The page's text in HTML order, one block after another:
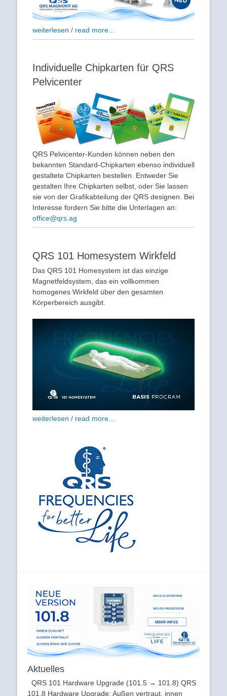
weiterlesen / read more...
Individuelle Chipkarten für QRS
Pelvicenter
QRS Pelvicenter-Kunden können neben den
bekannten Standard-Chipkarten ebenso individuell
gestaltete Chipkarten bestellen. Entweder Sie
gestalten Ihre Chipkarten selbst, oder Sie lassen
sie von der Grafikabteilung der QRS designen. Bei
Interesse fordern Sie bitte die Unterlagen an:
office@qrs.ag
QRS 101 Homesystem Wirkfeld
Das QRS 101 Homesystem ist das einzige
Magnetfeldsystem, das ein vollkommen
homogenes Wirkfeld über den gesamten
Körperbereich ausgibt.
weiterlesen / read more...
Aktuelles
QRS 101 Hardware Upgrade (101.5 → 101.8) QRS
101.8 Hardware Upgrade: Außen vertraut, innen